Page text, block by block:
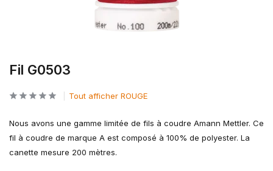
Fil G0503
Tout afficher ROUGE
Nous avons une gamme limitée de fils à coudre Amann Mettler. Ce
fil à coudre de marque A est composé à 100% de polyester. La
canette mesure 200 mètres.